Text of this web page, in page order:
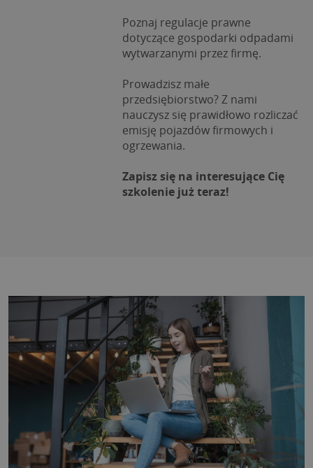
Poznaj regulacje prawne
dotyczące gospodarki odpadami
wytwarzanymi przez firmę.
Prowadzisz małe
przedsiębiorstwo? Z nami
nauczysz się prawidłowo rozliczać
emisję pojazdów firmowych i
ogrzewania.
Zapisz się na interesujące Cię
szkolenie już teraz!